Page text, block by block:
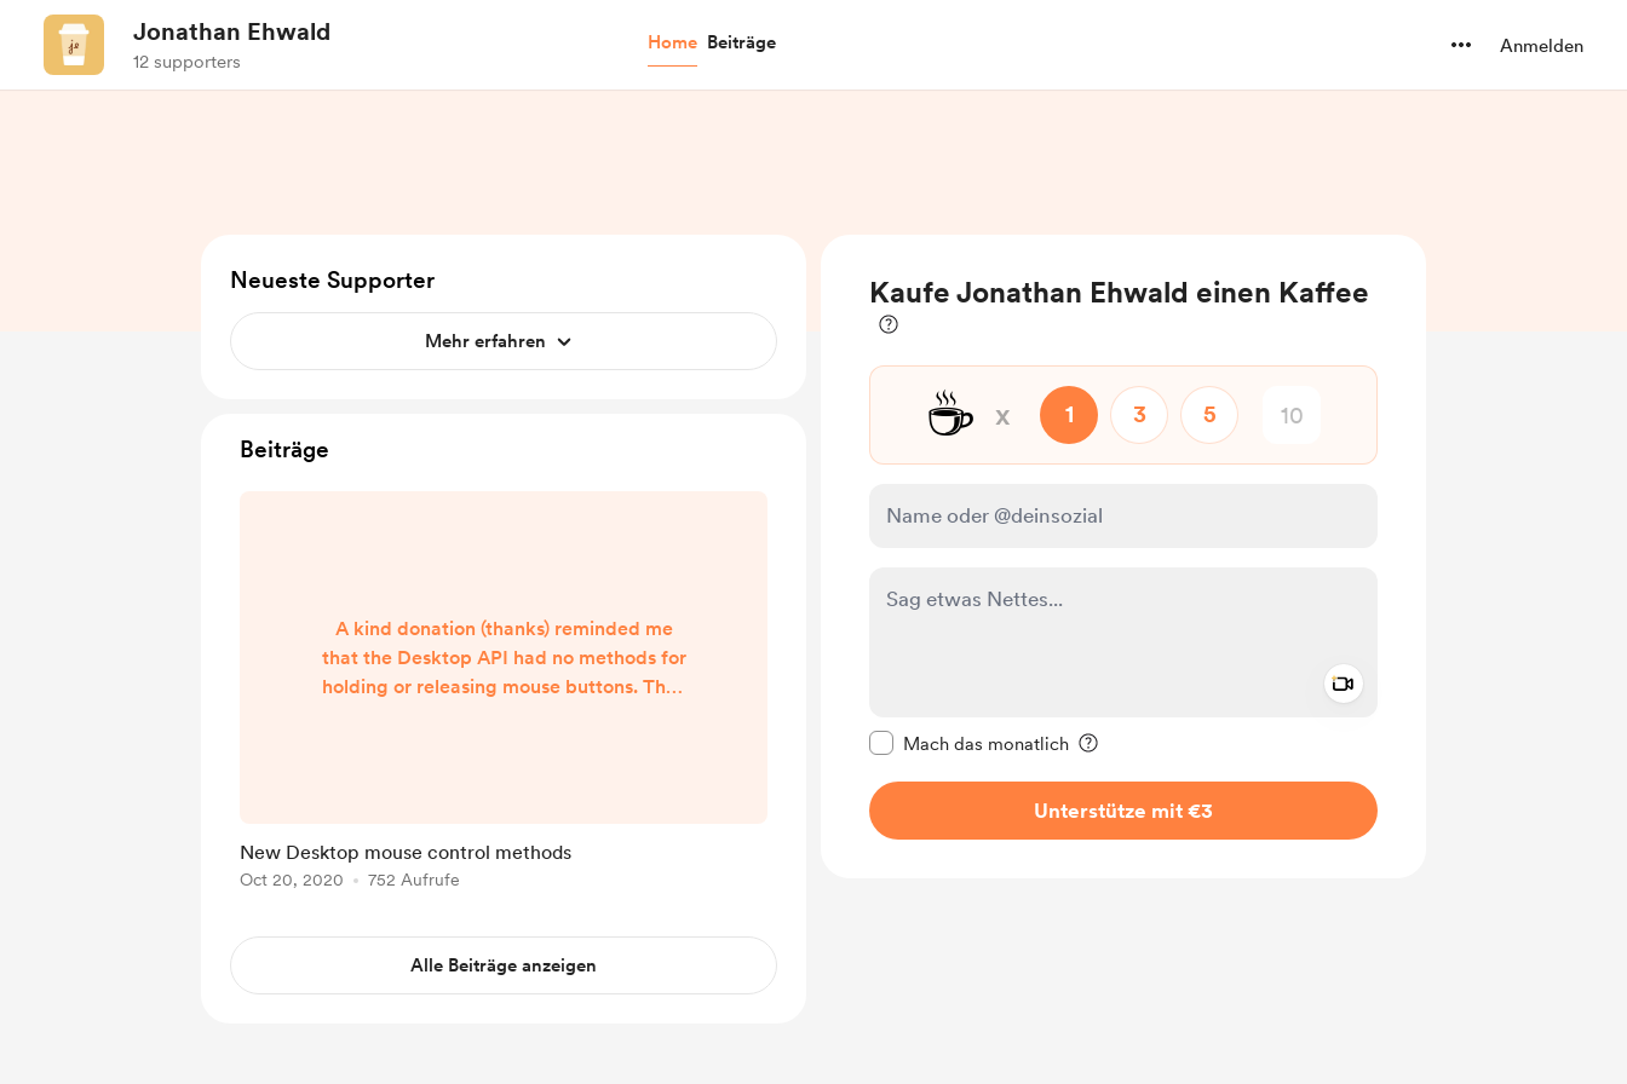
Jonathan Ehwald
12 supporters
Home Beiträge Anmelden
Kaufe Jonathan Ehwald einen Kaffee
☕ x 1 3 5
Mach das monatlich
Unterstütze mit €3
Neueste Supporter
Mehr erfahren
Beiträge
A kind donation (thanks) reminded me
that the Desktop API had no methods for
holding or releasing mouse buttons. Thus
guide with many examples.
New Desktop mouse control methods
Oct 20, 2020 752 Aufrufe
Alle Beiträge anzeigen